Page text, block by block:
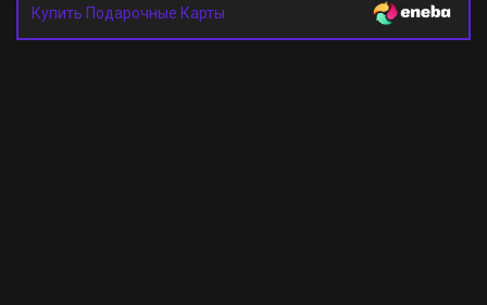
Купить Подарочные Карты